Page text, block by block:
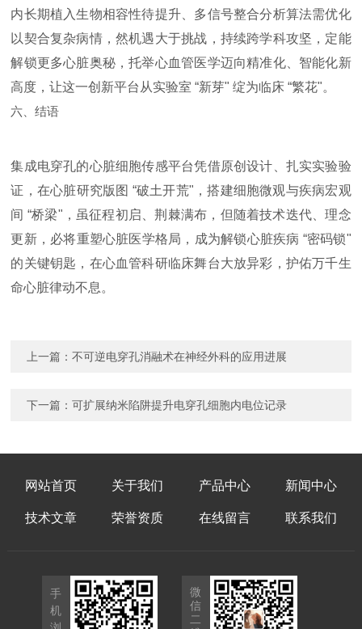
内长期植入生物相容性待提升、多信号整合分析算法需优化
以契合复杂病情，然机遇大于挑战，持续跨学科攻坚，定能
解锁更多心脏奥秘，托举心血管医学迈向精准化、智能化新
高度，让这一创新平台从实验室 “新芽" 绽为临床 “繁花"。
六、结语
集成电穿孔的心脏细胞传感平台凭借原创设计、扎实实验验
证，在心脏研究版图 “破土开荒"，搭建细胞微观与疾病宏观
间 “桥梁"，虽征程初启、荆棘满布，但随着技术迭代、理念
更新，必将重塑心脏医学格局，成为解锁心脏疾病 “密码锁"
的关键钥匙，在心血管科研临床舞台大放异彩，护佑万千生
命心脏律动不息。
上一篇：不可逆电穿孔消融术在神经外科的应用进展
下一篇：可扩展纳米陷阱提升电穿孔细胞内电位记录
网站首页 关于我们 产品中心 新闻中心
技术文章 荣誉资质 在线留言 联系我们
手
机
微
信
二